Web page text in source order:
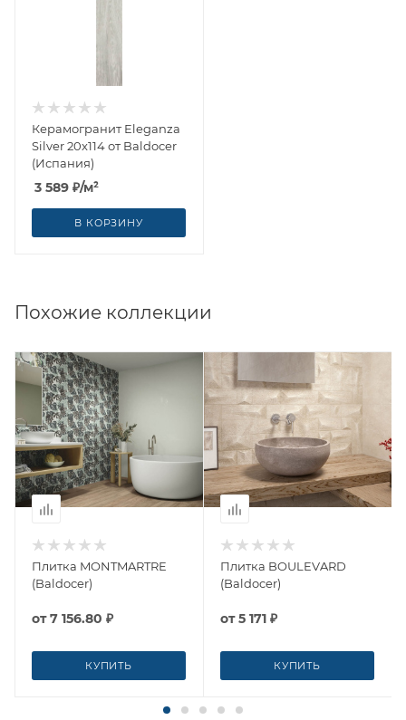
Керамогранит Eleganza
Silver 20x114 от Baldocer
(Испания)
3 589 ₽/м²
В КОРЗИНУ
Похожие коллекции
Плитка MONTMARTRE
(Baldocer)
от7 156.80 ₽
КУПИТЬ
Плитка BOULEVARD
(Baldocer)
от5 171 ₽
КУПИТЬ